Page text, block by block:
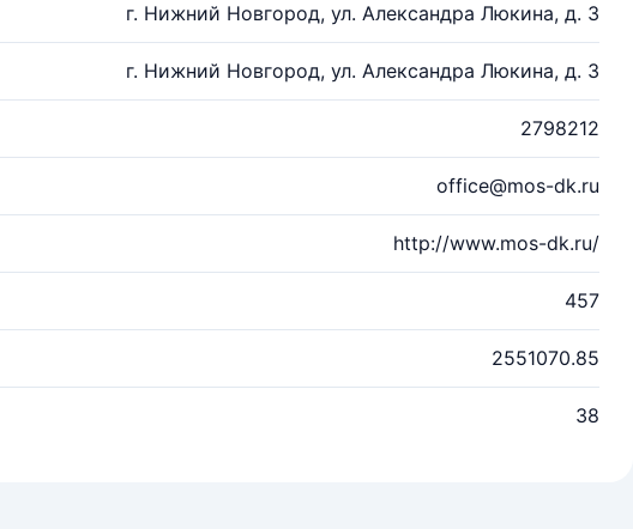
г. Нижний Новгород, ул. Александра Люкина, д. 3
г. Нижний Новгород, ул. Александра Люкина, д. 3
2798212
office@mos-dk.ru
http://www.mos-dk.ru/
457
2551070.85
38